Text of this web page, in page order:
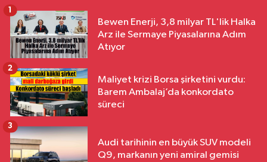
Bewen Enerji, 3,8 milyar TL'lik Halka
Arz ile Sermaye Piyasalarına Adım
Atıyor
1
Maliyet krizi Borsa şirketini vurdu:
Barem Ambalaj’da konkordato
süreci
2
Audi tarihinin en büyük SUV modeli
Q9, markanın yeni amiral gemisi
3